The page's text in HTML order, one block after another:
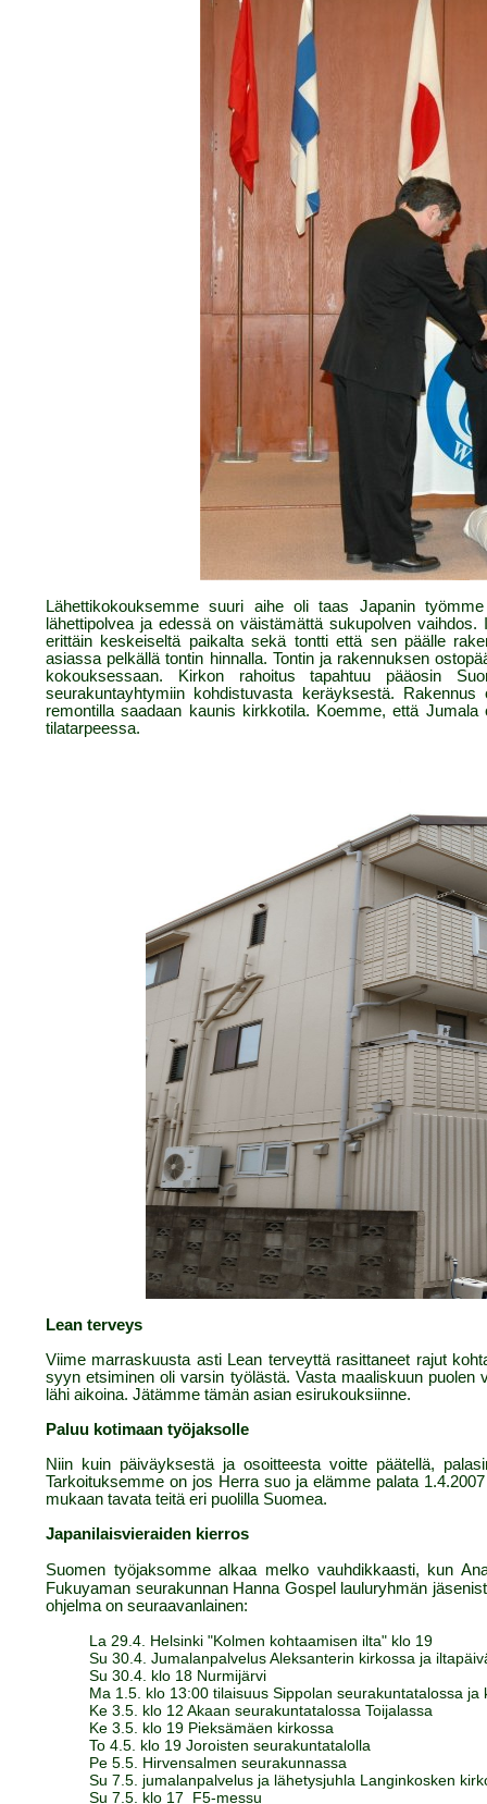
Lähettikokouksemme suuri aihe oli taas Japanin
lähettipolvea ja edessä on väistämättä sukupolven
erittäin keskeiseltä paikalta sekä tontti että sen päälle
asiassa pelkällä tontin hinnalla. Tontin ja rakennuksen
kokouksessaan. Kirkon rahoitus tapahtuu pääosin
seurakuntayhtymiin kohdistuvasta keräyksestä.
remontilla saadaan kaunis kirkkotila. Koemme, että
tilatarpeessa.
Lean terveys
Viime marraskuusta asti Lean terveyttä rasittaneet rajut
syyn etsiminen oli varsin työlästä. Vasta maaliskuun
lähi aikoina. Jätämme tämän asian esirukouksiinne.
Paluu kotimaan työjaksolle
Niin kuin päiväyksestä ja osoitteesta voitte päätellä,
Tarkoituksemme on jos Herra suo ja elämme palata
mukaan tavata teitä eri puolilla Suomea.
Japanilaisvieraiden kierros
Suomen työjaksomme alkaa melko vauhdikkaasti, kun
Fukuyaman seurakunnan Hanna Gospel lauluryhmän
ohjelma on seuraavanlainen:
La 29.4. Helsinki "Kolmen kohtaamisen ilta" klo 19
Su 30.4. Jumalanpalvelus Aleksanterin kirkossa ja
Su 30.4. klo 18 Nurmijärvi
Ma 1.5. klo 13:00 tilaisuus Sippolan seurakuntatalossa
Ke 3.5. klo 12 Akaan seurakuntatalossa Toijalassa
Ke 3.5. klo 19 Pieksämäen kirkossa
To 4.5. klo 19 Joroisten seurakuntatalolla
Pe 5.5. Hirvensalmen seurakunnassa
Su 7.5. jumalanpalvelus ja lähetysjuhla Langinkosken
Su 7.5. klo 17 F5-messu